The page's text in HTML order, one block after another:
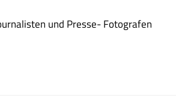
und Presse- Fotografen